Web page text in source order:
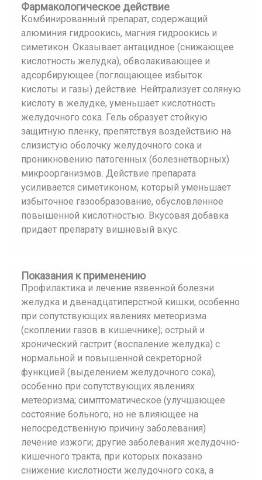
Фармакологическое действие
Комбинированный препарат, содержащий
алюминия гидроокись, магния гидроокись и
симетикон. Оказывает антацидное (снижающее
кислотность желудка), обволакивающее и
адсорбирующее (поглощающее избыток
кислоты и газы) действие. Нейтрализует соляную
кислоту в желудке, уменьшает кислотность
желудочного сока. Гель образует стойкую
защитную пленку, препятствуя воздействию на
слизистую оболочку желудочного сока и
проникновению патогенных (болезнетворных)
микроорганизмов. Действие препарата
усиливается симетиконом, который уменьшает
избыточное газообразование, обусловленное
повышенной кислотностью. Вкусовая добавка
придает препарату вишневый вкус.
Показания к применению
Профилактика и лечение язвенной болезни
желудка и двенадцатиперстной кишки, особенно
при сопутствующих явлениях метеоризма
(скоплении газов в кишечнике); острый и
хронический гастрит (воспаление желудка) с
нормальной и повышенной секреторной
функцией (выделением желудочного сока),
особенно при сопутствующих явлениях
метеоризма; симптоматическое (улучшающее
состояние больного, но не влияющее на
непосредственную причину заболевания)
лечение изжоги; другие заболевания желудочно-
кишечного тракта, при которых показано
снижение кислотности желудочного сока, а